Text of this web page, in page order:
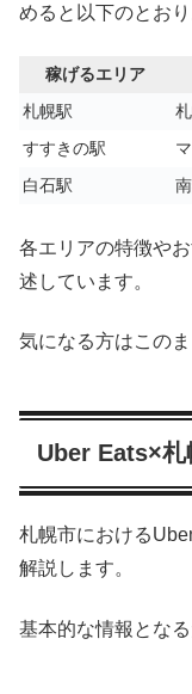
めると以下のとおり
稼げるエリア
札幌駅
すすきの駅
白石駅
各エリアの特徴や
述しています。
気になる方はこの
Uber Eats×札
札幌市における
解説します。
基本的な情報とな